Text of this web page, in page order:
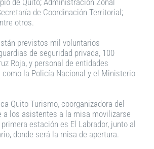
de Quito; Administración Zonal
de Coordinación Territorial;
otros.
previstos mil voluntarios
de seguridad privada, 100
Roja, y personal de entidades
como la Policía Nacional y el Ministerio
Quito Turismo, coorganizadora del
a los asistentes a la misa movilizarse
estación es El Labrador, junto al
donde será la misa de apertura.